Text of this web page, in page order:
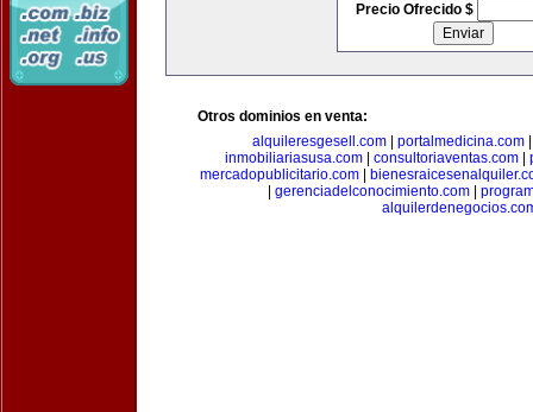
Precio Ofrecido $
Otros dominios en venta:
alquileresgesell.com| portalmedicina.com
inmobiliariasusa.com| consultoriaventas.com|
mercadopublicitario.com
gerenciadelconocimiento.com